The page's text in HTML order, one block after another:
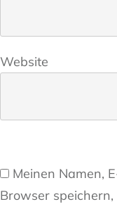
Website
Meinen Namen,
Browser